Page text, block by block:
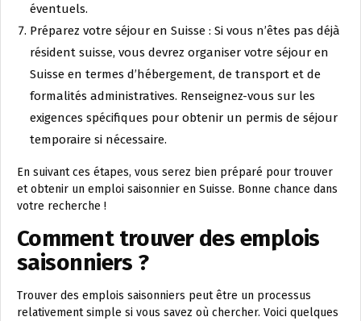
éventuels.
Préparez votre séjour en Suisse : Si vous n’êtes pas déjà
résident suisse, vous devrez organiser votre séjour en
Suisse en termes d’hébergement, de transport et de
formalités administratives. Renseignez-vous sur les
exigences spécifiques pour obtenir un permis de séjour
temporaire si nécessaire.
En suivant ces étapes, vous serez bien préparé pour trouver
et obtenir un emploi saisonnier en Suisse. Bonne chance dans
votre recherche !
Comment trouver des emplois
saisonniers ?
Trouver des emplois saisonniers peut être un processus
relativement simple si vous savez où chercher. Voici quelques